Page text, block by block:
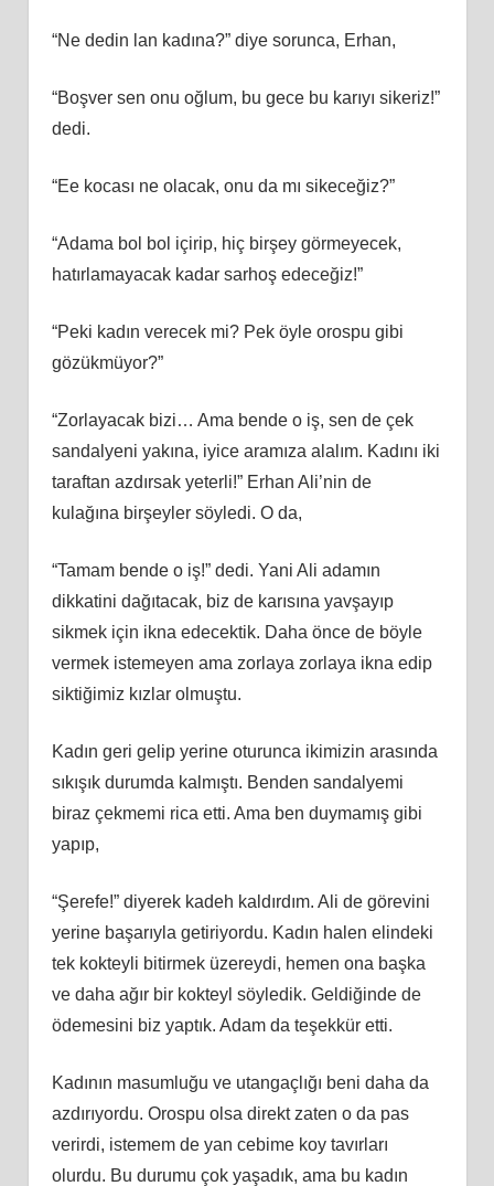
“Ne dedin lan kadına?” diye sorunca, Erhan,
“Boşver sen onu oğlum, bu gece bu karıyı sikeriz!”
dedi.
“Ee kocası ne olacak, onu da mı sikeceğiz?”
“Adama bol bol içirip, hiç birşey görmeyecek,
hatırlamayacak kadar sarhoş edeceğiz!”
“Peki kadın verecek mi? Pek öyle orospu gibi
gözükmüyor?”
“Zorlayacak bizi… Ama bende o iş, sen de çek
sandalyeni yakına, iyice aramıza alalım. Kadını iki
taraftan azdırsak yeterli!” Erhan Ali’nin de
kulağına birşeyler söyledi. O da,
“Tamam bende o iş!” dedi. Yani Ali adamın
dikkatini dağıtacak, biz de karısına yavşayıp
sikmek için ikna edecektik. Daha önce de böyle
vermek istemeyen ama zorlaya zorlaya ikna edip
siktiğimiz kızlar olmuştu.
Kadın geri gelip yerine oturunca ikimizin arasında
sıkışık durumda kalmıştı. Benden sandalyemi
biraz çekmemi rica etti. Ama ben duymamış gibi
yapıp,
“Şerefe!” diyerek kadeh kaldırdım. Ali de görevini
yerine başarıyla getiriyordu. Kadın halen elindeki
tek kokteyli bitirmek üzereydi, hemen ona başka
ve daha ağır bir kokteyl söyledik. Geldiğinde de
ödemesini biz yaptık. Adam da teşekkür etti.
Kadının masumluğu ve utangaçlığı beni daha da
azdırıyordu. Orospu olsa direkt zaten o da pas
verirdi, istemem de yan cebime koy tavırları
olurdu. Bu durumu çok yaşadık, ama bu kadın